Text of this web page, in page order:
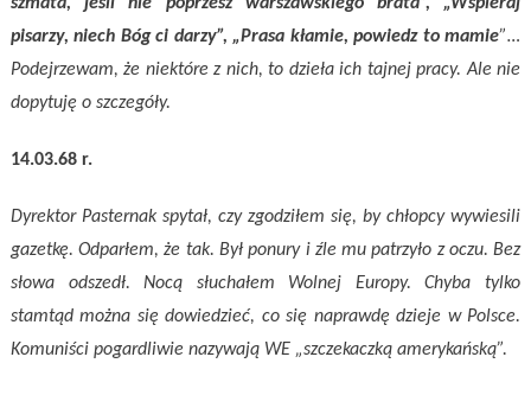
pisarzy, niech Bóg ci darzy”, „Prasa kłamie, powiedz to mamie”…
Podejrzewam, że niektóre z nich, to dzieła ich tajnej pracy. Ale nie
dopytuję o szczegóły.
14.03.68 r.
Dyrektor Pasternak spytał, czy zgodziłem się, by chłopcy wywiesili
gazetkę. Odparłem, że tak. Był ponury i źle mu patrzyło z oczu. Bez
słowa odszedł. Nocą słuchałem Wolnej Europy. Chyba tylko
stamtąd można się dowiedzieć, co się naprawdę dzieje w Polsce.
Komuniści pogardliwie nazywają WE „szczekaczką amerykańską”.